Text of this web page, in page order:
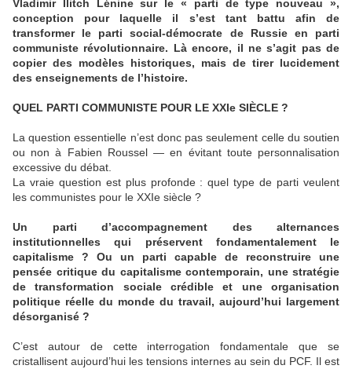
Vladimir Ilitch Lénine sur le « parti de type nouveau »,
conception pour laquelle il s’est tant battu afin de
transformer le parti social-démocrate de Russie en parti
communiste révolutionnaire. Là encore, il ne s’agit pas de
copier des modèles historiques, mais de tirer lucidement
des enseignements de l’histoire.
QUEL PARTI COMMUNISTE POUR LE XXIe SIÈCLE ?
La question essentielle n’est donc pas seulement celle du soutien
ou non à Fabien Roussel — en évitant toute personnalisation
excessive du débat.
La vraie question est plus profonde : quel type de parti veulent
les communistes pour le XXIe siècle ?
Un parti d’accompagnement des alternances
institutionnelles qui préservent fondamentalement le
capitalisme ? Ou un parti capable de reconstruire une
pensée critique du capitalisme contemporain, une stratégie
de transformation sociale crédible et une organisation
politique réelle du monde du travail, aujourd’hui largement
désorganisé ?
C’est autour de cette interrogation fondamentale que se
cristallisent aujourd’hui les tensions internes au sein du PCF. Il est